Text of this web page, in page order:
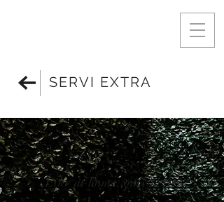
SERVI EXTRA
Like at home, only better